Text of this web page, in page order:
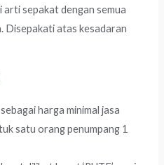
arti sepakat dengan semua
Disepakati atas kesadaran
harga minimal jasa
satu orang penumpang 1